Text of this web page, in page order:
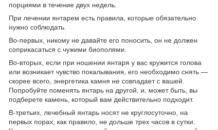
порциями в течение двух недель.
При лечении янтарем есть правила, которые обязательно
нужно соблюдать.
Во-первых, никому не давайте его поносить, он не должен
соприкасаться с чужими биополями.
Во-вторых, если при ношении янтаря у вас кружится голова
или возникает чувство покалывания, его необходимо снять —
скорее всего, энергетика камня не совпадает с вашей.
Попробуйте поменять янтарь на другой, и, может быть, вы
подберете камень, который вам действительно подходит.
В-третьих, лечебный янтарь носят не круглосуточно, на
первых порах, как правило, не дольше трех часов в сутки.